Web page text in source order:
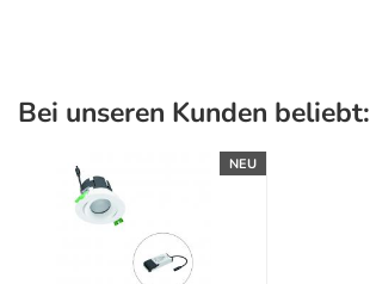
Bei unseren Kunden beliebt:
NEU